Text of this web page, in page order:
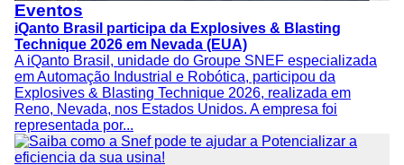
Eventos
iQanto Brasil participa da Explosives & Blasting
Technique 2026 em Nevada (EUA)
A iQanto Brasil, unidade do Groupe SNEF especializada
em Automação Industrial e Robótica, participou da
Explosives & Blasting Technique 2026, realizada em
Reno, Nevada, nos Estados Unidos. A empresa foi
representada por...